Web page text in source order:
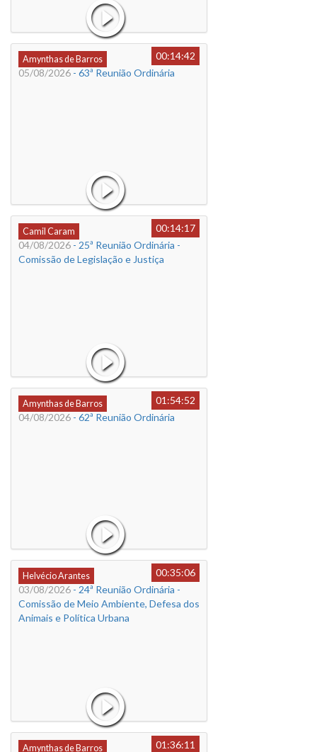
Amynthas de Barros
00:14:42
05/08/2026 - 63ª Reunião Ordinária
Camil Caram
00:14:17
04/08/2026 - 25ª Reunião Ordinária -
Comissão de Legislação e Justiça
Amynthas de Barros
01:54:52
04/08/2026 - 62ª Reunião Ordinária
Helvécio Arantes
00:35:06
03/08/2026 - 24ª Reunião Ordinária -
Comissão de Meio Ambiente, Defesa dos
Animais e Política Urbana
Amynthas de Barros
01:36:11